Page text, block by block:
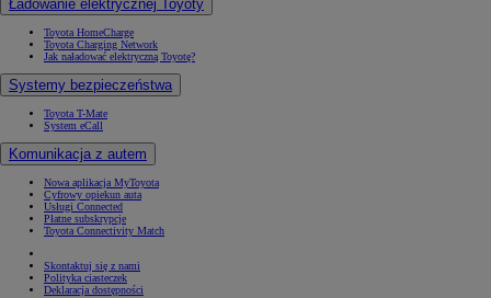
Ładowanie elektrycznej Toyoty
Toyota HomeCharge
Toyota Charging Network
Jak naładować elektryczną Toyotę?
Systemy bezpieczeństwa
Toyota T-Mate
System eCall
Komunikacja z autem
Nowa aplikacja MyToyota
Cyfrowy opiekun auta
Usługi Connected
Płatne subskrypcje
Toyota Connectivity Match
Skontaktuj się z nami
Polityka ciasteczek
Deklaracja dostępności